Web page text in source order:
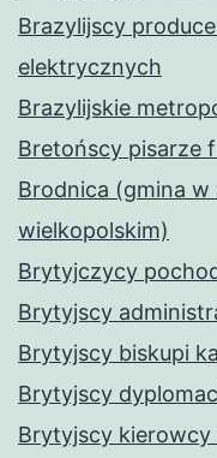
Brazylijscy
elektrycznych
Brazylijskie
Bretońscy pisarze
Brodnica (gmina
wielkopolskim)
Brytyjczycy
Brytyjscy
Brytyjscy biskupi
Brytyjscy
Brytyjscy kierowcy